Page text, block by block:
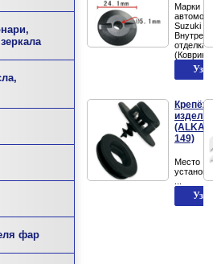
фар
Марки
Suzuki
отделка
(Коврики)
149)
Место